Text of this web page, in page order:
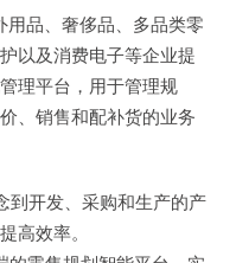
品、奢侈品、多品类零
以及消费电子等企业提
理平台，用于管理规
、销售和配补货的业务
到开发、采购和生产的产
高效率。